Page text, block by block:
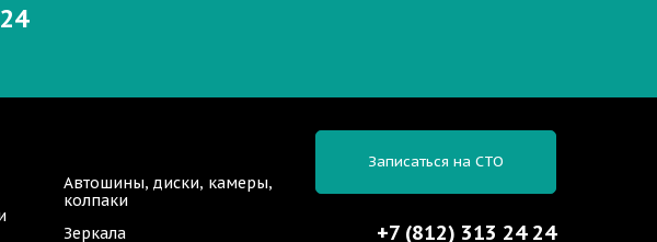
Автошины, диски, камеры,
колпаки
Зеркала
Записаться на СТО
+7 (812) 313 24 24